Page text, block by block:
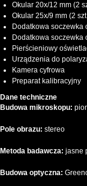
Okular 20x/12 mm (2
Okular 25x/9 mm (2
Dodatkowa soczewka
Dodatkowa soczewka
Pierścieniowy
Urządzenia do
Kamera cyfrowa
Preparat kalibracyjny
Dane techniczne
Budowa mikroskopu:
Pole obrazu: stereo
Metoda badawcza: jasne
Budowa optyczna: